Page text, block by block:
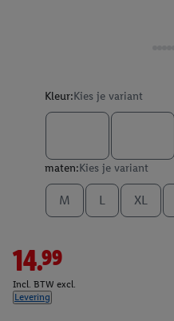
Kleur:Kies je variant
maten:Kies je variant
M L XL
14.99
Incl. BTW excl.
Levering